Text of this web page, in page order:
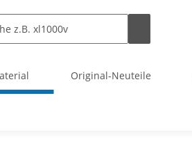
Original-Neuteile